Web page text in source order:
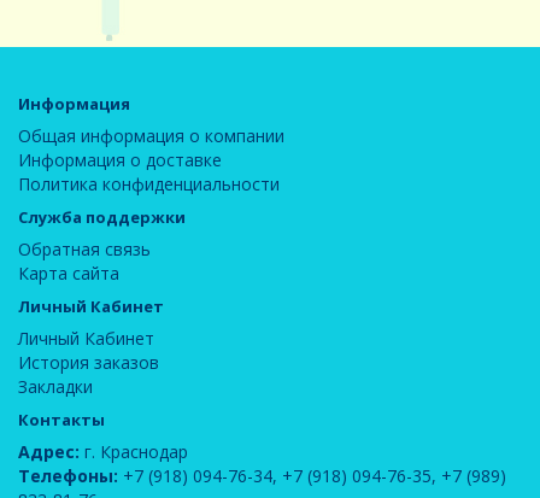
Информация
Общая информация о компании
Информация о доставке
Политика конфиденциальности
Служба поддержки
Обратная связь
Карта сайта
Личный Кабинет
Личный Кабинет
История заказов
Закладки
Контакты
Адрес: г. Краснодар
Телефоны: +7 (918) 094-76-34, +7 (918) 094-76-35, +7 (989)